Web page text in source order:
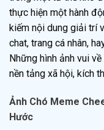
thực hiện một hành
kiếm nội dung giải trí
chat, trang cá nhân,
Những hình ảnh vui
nền tảng xã hội, kích
Ảnh Chó Meme
Hước